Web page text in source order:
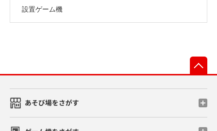
設置ゲーム機
あそび場をさがす